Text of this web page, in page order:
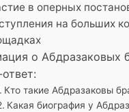
в оперных
на больших
о Абдразаковых
Кто такие Абдразаковы
Какая биография у